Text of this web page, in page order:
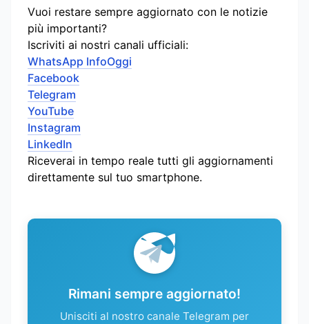
Vuoi restare sempre aggiornato con le notizie
più importanti?
Iscriviti ai nostri canali ufficiali:
WhatsApp InfoOggi
Facebook
Telegram
YouTube
Instagram
LinkedIn
Riceverai in tempo reale tutti gli aggiornamenti
direttamente sul tuo smartphone.
Rimani sempre aggiornato!
Unisciti al nostro canale Telegram per